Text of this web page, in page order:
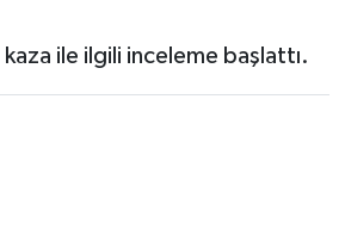
kaza ile ilgili inceleme başlattı.